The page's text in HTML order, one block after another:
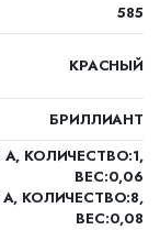
585
КРАСНЫЙ
БРИЛЛИАНТ
КОЛИЧЕСТВО:1,
ВЕС:0,06
КОЛИЧЕСТВО:8,
ВЕС:0,08